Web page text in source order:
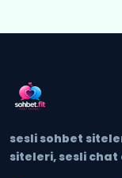
sesli sohbet
siteleri, sesli chat